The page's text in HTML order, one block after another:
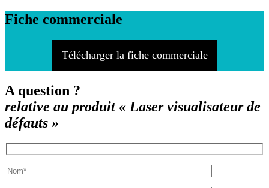
Fiche commerciale
Télécharger la fiche commerciale
A question ?
relative au produit « Laser visualisateur de
défauts »